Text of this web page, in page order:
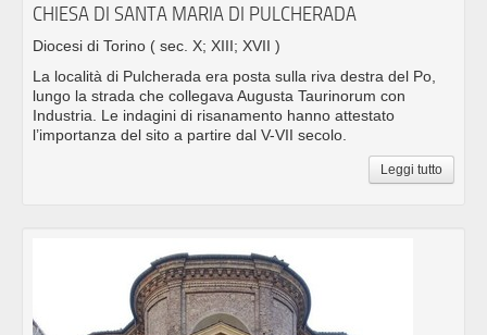
CHIESA DI SANTA MARIA DI PULCHERADA
Diocesi di Torino ( sec. X; XIII; XVII )
La località di Pulcherada era posta sulla riva destra del Po,
lungo la strada che collegava Augusta Taurinorum con
Industria. Le indagini di risanamento hanno attestato
l’importanza del sito a partire dal V-VII secolo.
Leggi tutto